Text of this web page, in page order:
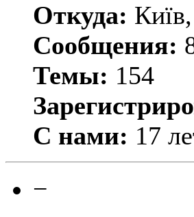
Откуда:
Сообщения:
Темы: 154
С нами: 17
−